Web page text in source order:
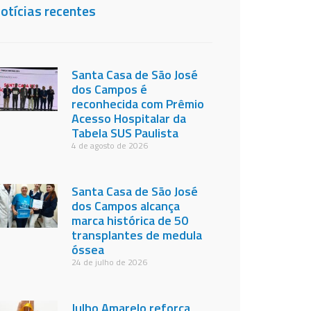
recentes
Santa Casa de São José
dos Campos é
reconhecida com Prêmio
Acesso Hospitalar da
Tabela SUS Paulista
4 de agosto de 2026
Santa Casa de São José
dos Campos alcança
marca histórica de 50
transplantes de medula
óssea
24 de julho de 2026